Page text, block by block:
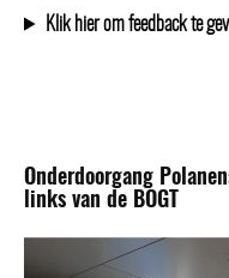
Klik hier om feedback te
Onderdoorgang
links van de BOGT